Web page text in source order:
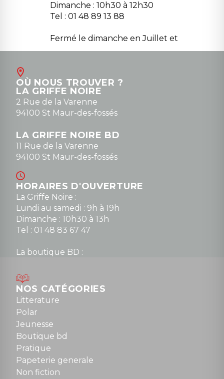
Dimanche : 10h30 à 12h30
Tel : 01 48 89 13 88
Fermé le dimanche en Juillet et
Août
contact@la-griffe-noire.com
0148836747
OÙ NOUS TROUVER ?
LA GRIFFE NOIRE
2 Rue de la Varenne
94100 St Maur-des-fossés
LA GRIFFE NOIRE BD
11 Rue de la Varenne
94100 St Maur-des-fossés
HORAIRES D'OUVERTURE
La Griffe Noire :
Lundi au samedi : 9h à 19h
Dimanche : 10h30 à 13h
Tel : 01 48 83 67 47
La boutique BD :
Mardi au samedi : 10h à 13h / 14h à 19h
Dimanche : 10h30 à 12h30
Tel : 01 48 89 13 88
NOUS CONTACTER
contact@la-griffe-noire.com
NOS CATÉGORIES
Litterature
Polar
Jeunesse
Boutique bd
Pratique
Papeterie generale
Non fiction